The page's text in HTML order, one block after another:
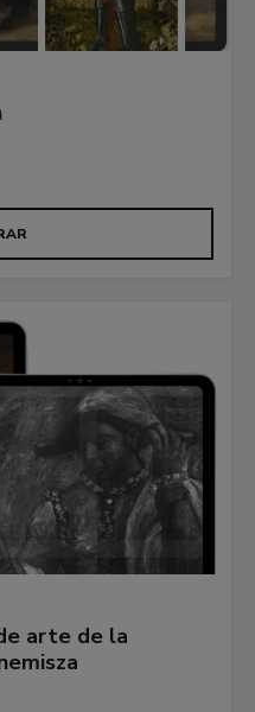
arte de la